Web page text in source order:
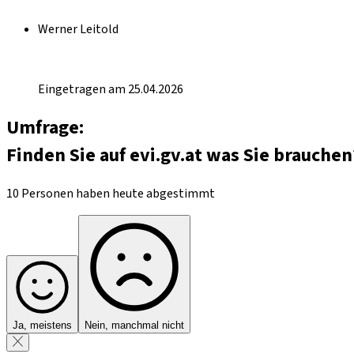
Werner Leitold
Eingetragen am 25.04.2026
Umfrage:
Finden Sie auf evi.gv.at was Sie
10 Personen haben heute abgestimmt
Ja, meistens Nein, manchmal nicht